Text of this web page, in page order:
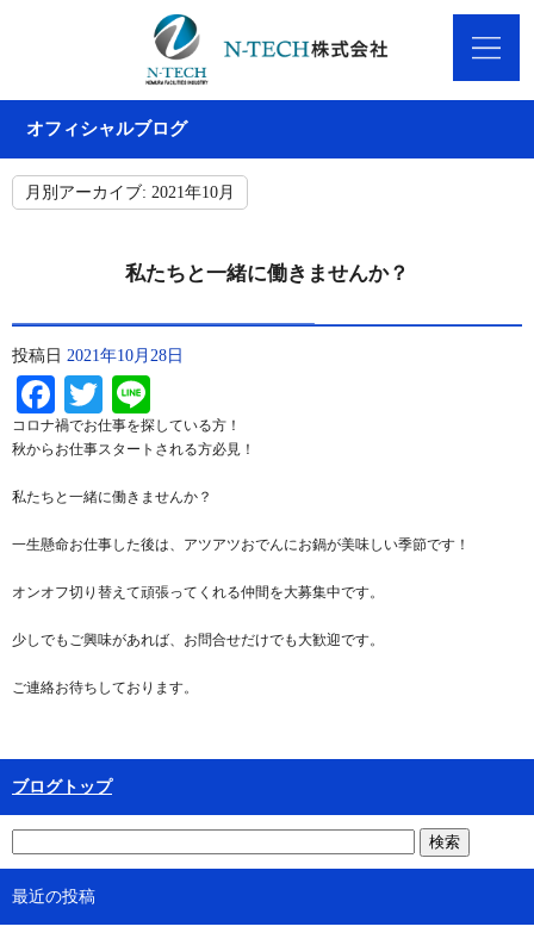
オフィシャルブログ
月別アーカイブ: 2021年10月
私たちと一緒に働きませんか？
投稿日 2021年10月28日
Facebook
Twitter
コロナ禍でお仕事を探している方！
秋からお仕事スタートされる方必見！
私たちと一緒に働きませんか？
一生懸命お仕事した後は、アツアツおでんにお鍋が美味しい季節です！
オンオフ切り替えて頑張ってくれる仲間を大募集中です。
少しでもご興味があれば、お問合せだけでも大歓迎です。
ご連絡お待ちしております。
ブログトップ
最近の投稿